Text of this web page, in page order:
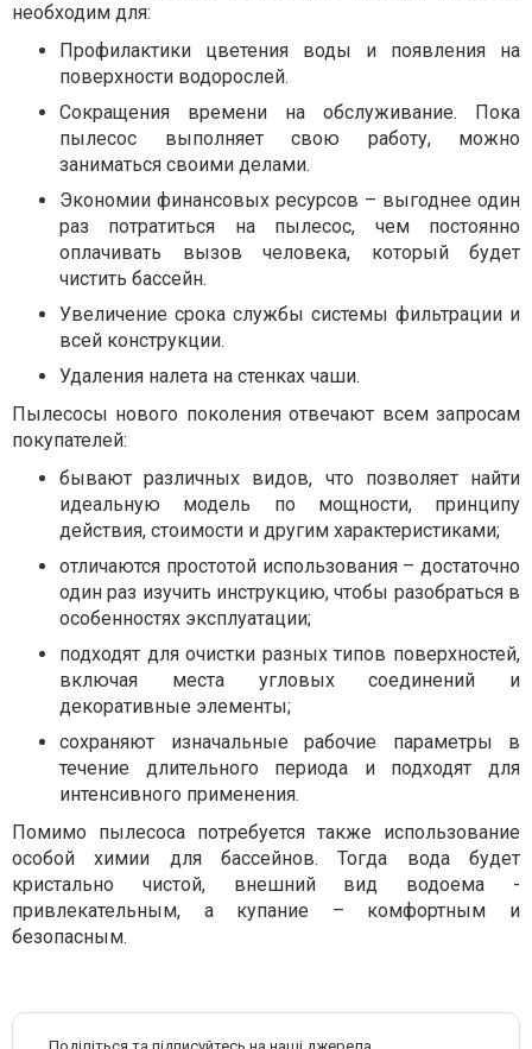
необходим для:
Профилактики цветения воды и появления на
поверхности водорослей.
Сокращения времени на обслуживание. Пока
пылесос выполняет свою работу, можно
заниматься своими делами.
Экономии финансовых ресурсов – выгоднее один
раз потратиться на пылесос, чем постоянно
оплачивать вызов человека, который будет
чистить бассейн.
Увеличение срока службы системы фильтрации и
всей конструкции.
Удаления налета на стенках чаши.
Пылесосы нового поколения отвечают всем запросам
покупателей:
бывают различных видов, что позволяет найти
идеальную модель по мощности, принципу
действия, стоимости и другим характеристиками;
отличаются простотой использования – достаточно
один раз изучить инструкцию, чтобы разобраться в
особенностях эксплуатации;
подходят для очистки разных типов поверхностей,
включая места угловых соединений и
декоративные элементы;
сохраняют изначальные рабочие параметры в
течение длительного периода и подходят для
интенсивного применения.
Помимо пылесоса потребуется также использование
особой химии для бассейнов. Тогда вода будет
кристально чистой, внешний вид водоема -
привлекательным, а купание – комфортным и
безопасным.